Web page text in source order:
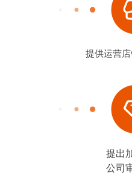
提供运营
提出
公司